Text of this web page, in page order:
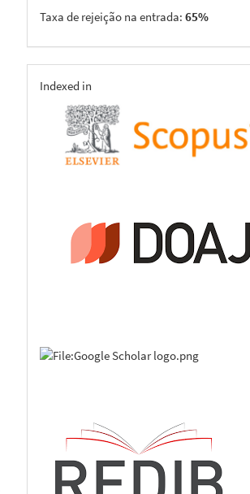
Taxa de rejeição na entrada: 65%
indexing
Indexed in